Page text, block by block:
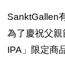
SanktGallen
為了慶祝父
IPA」限定商